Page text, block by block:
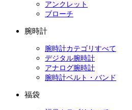
アンクレット
ブローチ
腕時計
腕時計カテゴリすべて
デジタル腕時計
アナログ腕時計
腕時計ベルト・バンド
福袋